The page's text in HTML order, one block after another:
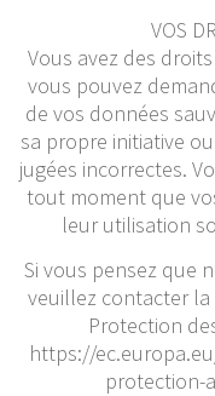
VOS
Vous avez des
vous pouvez
de vos données
sa propre initiative
jugées incorrectes.
tout moment que
leur utilisation
Si vous pensez que
veuillez contacter la
Protection
https://
protection-